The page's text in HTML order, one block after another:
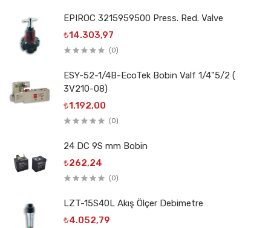
EPIROC 3215959500 Press. Red. Valve
₺14.303,97
(0)
ESY-52-1/4B-EcoTek Bobin Valf 1/4"5/2 (
3V210-08)
₺1.192,00
(0)
24 DC 9S mm Bobin
₺262,24
(0)
LZT-15S40L Akış Ölçer Debimetre
₺4.052,79